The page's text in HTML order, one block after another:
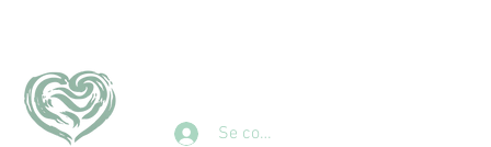
Se connecter